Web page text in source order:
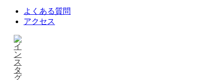
よくある質問
アクセス